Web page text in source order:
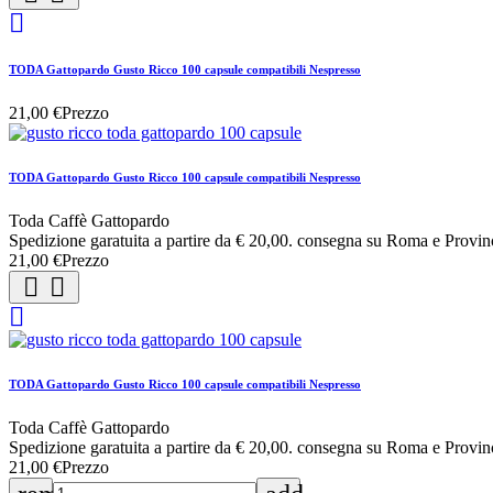

TODA Gattopardo Gusto Ricco 100 capsule compatibili Nespresso
21,00 €Prezzo
TODA Gattopardo Gusto Ricco 100 capsule compatibili Nespresso
Toda Caffè Gattopardo
Spedizione garatuita a partire da € 20,00. consegna su Roma e
21,00 €Prezzo



TODA Gattopardo Gusto Ricco 100 capsule compatibili Nespresso
Toda Caffè Gattopardo
Spedizione garatuita a partire da € 20,00. consegna su Roma e
21,00 €Prezzo